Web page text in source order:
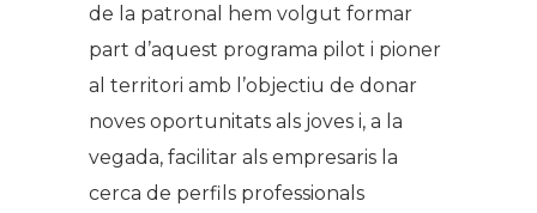
de la patronal hem volgut formar
part d’aquest programa pilot i pioner
al territori amb l’objectiu de donar
noves oportunitats als joves i, a la
vegada, facilitar als empresaris la
cerca de perfils professionals